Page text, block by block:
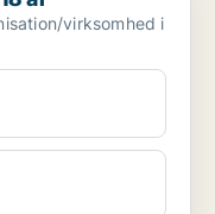
virksomhed i